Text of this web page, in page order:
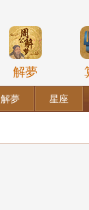
解夢
解夢 星座